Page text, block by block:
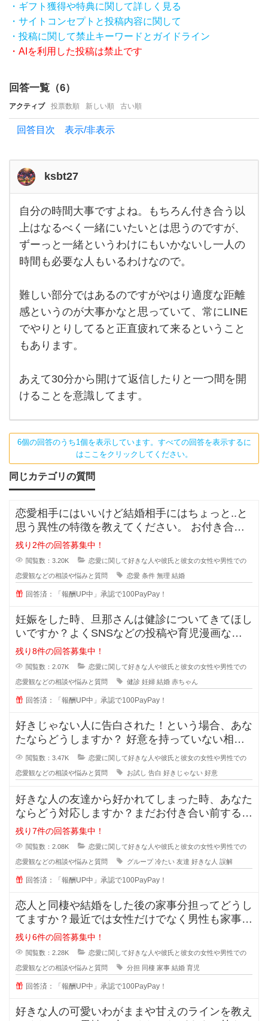
レ
ン
マ
っ
て
い
ま
彼氏
が欲
し
い
と
は思
・ギフト獲得や特典に関して詳しく見る
・サイトコンセプトと投稿内容に関して
・投稿に関して禁止キーワードとガイドライン
・AIを利用した投稿は禁止です
回答一覧（6）
アクティブ 投票数順 新しい順 古い順
回答目次 表示/非表示
ksbt27
自分
の時
間大
事で
すよ
ね。
付き
合う
以上
はな
るべ
く一
緒に
は
自分の時間大事ですよね。もちろん付き合う以
上はなるべく一緒にいたいとは思うのですが、
ずーっと一緒というわけにもいかないし一人の
時間も必要な人もいるわけなので。
難しい部分ではあるのですがやはり適度な距離
感というのが大事かなと思っていて、常にLINE
でやりとりしてると正直疲れて来るということ
もあります。
あえて30分から開けて返信したりと一つ間を開
けることを意識してます。
6個の回答のうち1個を表示しています。すべての回答を表示するに
はここをクリックしてください。
同じカテゴリの質問
恋愛相手にはいいけど結婚相手にはちょっと..と
思う異性の特徴を教えてください。 お付き合い
をしている間に相手のいい
残り2件の回答募集中！
閲覧数：3.20K 恋愛に関して好きな人や彼氏と彼女の女性や男性での
恋愛観などの相談や悩みと質問 恋愛 条件 無理 結婚
回答済：「報酬UP中」承認で100PayPay！
妊娠をした時、旦那さんは健診についてきてほし
いですか？よくSNSなどの投稿や育児漫画など
を見ていたりすると、仲の良さそう
残り8件の回答募集中！
閲覧数：2.07K 恋愛に関して好きな人や彼氏と彼女の女性や男性での
恋愛観などの相談や悩みと質問 健診 妊婦 結婚 赤ちゃん
回答済：「報酬UP中」承認で100PayPay！
好きじゃない人に告白された！という場合、あな
たならどうしますか？ 好意を持っていない相手
からの告白、結構戸惑ったり
閲覧数：3.47K 恋愛に関して好きな人や彼氏と彼女の女性や男性での
恋愛観などの相談や悩みと質問 お試し 告白 好きじゃない 好意
好きな人の友達から好かれてしまった時、あなた
ならどう対応しますか？まだお付き合い前する段
階で、2人だとまだぎこちないから
残り7件の回答募集中！
閲覧数：2.08K 恋愛に関して好きな人や彼氏と彼女の女性や男性での
恋愛観などの相談や悩みと質問 グループ 冷たい 友達 好きな人 誤解
回答済：「報酬UP中」承認で100PayPay！
恋人と同棲や結婚をした後の家事分担ってどうし
てますか？最近では女性だけでなく男性も家事を
やろうみたいな風潮がある時代です
残り6件の回答募集中！
閲覧数：2.28K 恋愛に関して好きな人や彼氏と彼女の女性や男性での
恋愛観などの相談や悩みと質問 分担 同棲 家事 結婚 育児
回答済：「報酬UP中」承認で100PayPay！
好きな人の可愛いわがままや甘えのラインを教え